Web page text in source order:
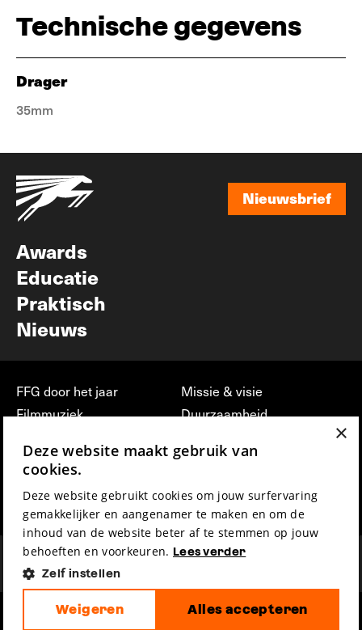
Technische gegevens
Drager
35mm
Nieuwsbrief
Awards
Educatie
Praktisch
Nieuws
FFG door het jaar
Filmmuziek
Press & Industry
Film Fest Friends
Missie & visie
Duurzaamheid
vrijwilligerswerk bij FFG
Privacy & Disclaimer
×
Deze website maakt gebruik van
cookies.
Deze website gebruikt cookies om jouw surfervaring
gemakkelijker en aangenamer te maken en om de
inhoud van de website beter af te stemmen op jouw
behoeften en voorkeuren. Lees verder
Zelf instellen
Alles accepteren
Weigeren